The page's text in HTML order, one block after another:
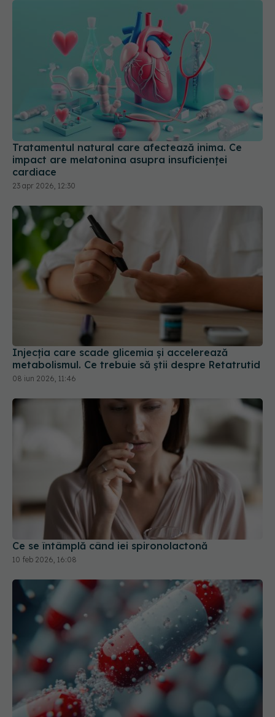
Tratamentul natural care afectează inima. Ce
impact are melatonina asupra insuficienței
cardiace
23 apr 2026, 12:30
Injecția care scade glicemia și accelerează
metabolismul. Ce trebuie să știi despre Retatrutid
08 iun 2026, 11:46
Ce se întâmplă când iei spironolactonă
10 feb 2026, 16:08
Zoldonrasib, medicamentul care distruge urmele
de cancer din sânge